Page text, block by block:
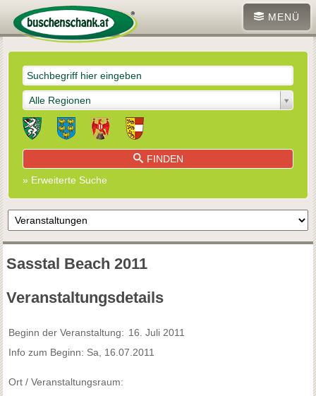
MENÜ
Alle Regionen
FINDEN
» Erweiterte Suche
Sasstal Beach 2011
Veranstaltungsdetails
Beginn der Veranstaltung: 16. Juli 2011
Info zum Beginn: Sa, 16.07.2011
Ort / Veranstaltungsraum: